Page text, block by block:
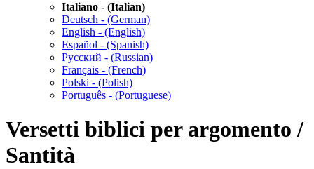
Italiano - (Italian)
Deutsch - (German)
English - (English)
Español - (Spanish)
Русский - (Russian)
Français - (French)
Polski - (Polish)
Português - (Portuguese)
Versetti biblici per argomento /
Santità